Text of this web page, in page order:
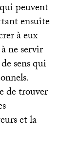
peuvent
ensuite
à eux
ne servir
sens qui
de trouver
et la